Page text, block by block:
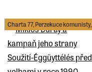
Charta 77,Perzekuce komunisty,